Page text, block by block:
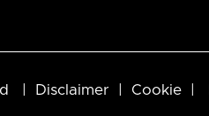
| Disclaimer Cookie